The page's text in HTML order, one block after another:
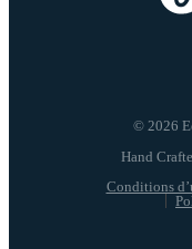
© 2026
Conditions